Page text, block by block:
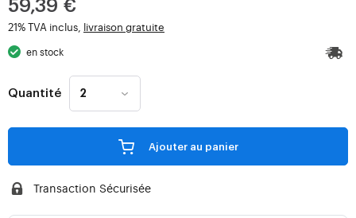
59,39 €
21% TVA inclus, livraison gratuite
en stock
Quantité
Ajouter au panier
Transaction Sécurisée